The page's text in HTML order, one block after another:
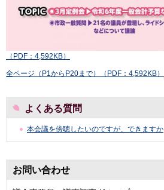
（PDF：4,592KB）
全ページ（P1からP20まで）（PDF：4,592KB）
よくある質問
本会議を傍聴したいのですが、できますか
お問い合わせ